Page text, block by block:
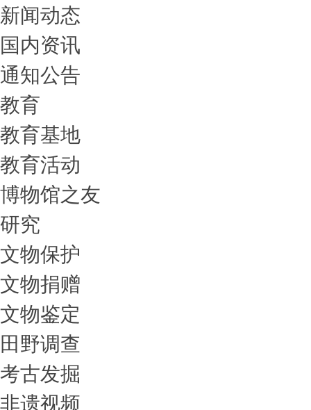
新闻动态
国内资讯
通知公告
教育
教育基地
教育活动
博物馆之友
研究
文物保护
文物捐赠
文物鉴定
田野调查
考古发掘
非遗视频